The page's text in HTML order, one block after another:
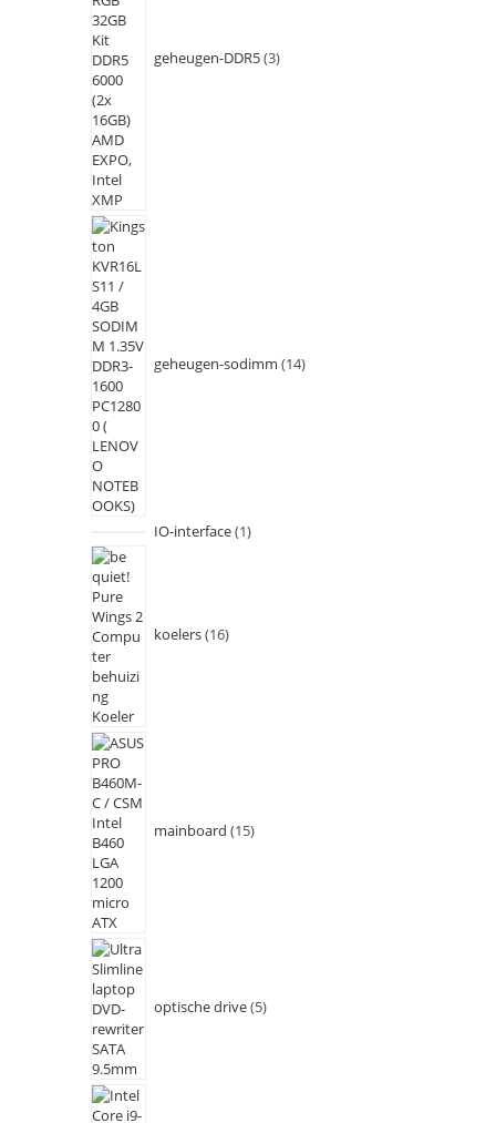
geheugen-DDR5 3
geheugen-sodimm 14
IO-interface 1
koelers 16
mainboard 15
optische drive 5